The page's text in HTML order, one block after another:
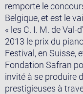
remporte le
Belgique, et est le
« les C. I. M. de Val-
2013 le prix du
Festival, en Suisse,
Fondation Safran
invité à se produire
prestigieuses à